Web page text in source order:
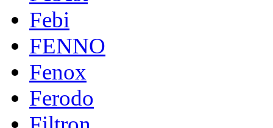
Febi
FENNO
Fenox
Ferodo